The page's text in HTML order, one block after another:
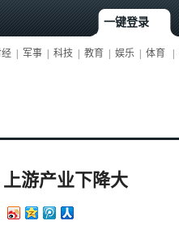
一键登录
经 军事 科技 教育 娱乐 体育
游产业下降大